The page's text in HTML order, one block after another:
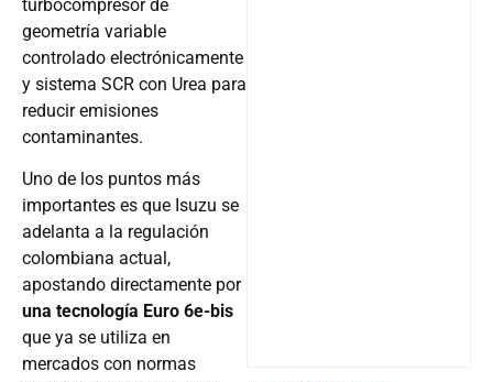
turbocompresor de
geometría variable
controlado electrónicamente
y sistema SCR con Urea para
reducir emisiones
contaminantes.
Uno de los puntos más
importantes es que Isuzu se
adelanta a la regulación
colombiana actual,
apostando directamente por
una tecnología Euro 6e-bis
que ya se utiliza en
mercados con normas